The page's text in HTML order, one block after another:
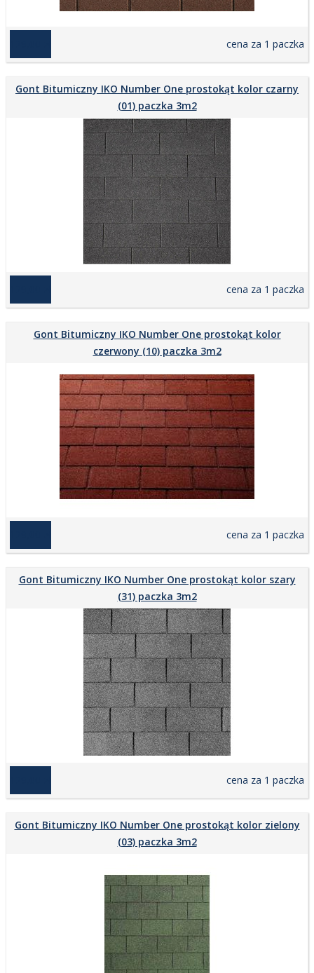
cena za 1 paczka
Gont Bitumiczny IKO Number One prostokąt kolor czarny
(01) paczka 3m2
cena za 1 paczka
Gont Bitumiczny IKO Number One prostokąt kolor
czerwony (10) paczka 3m2
cena za 1 paczka
Gont Bitumiczny IKO Number One prostokąt kolor szary
(31) paczka 3m2
cena za 1 paczka
Gont Bitumiczny IKO Number One prostokąt kolor zielony
(03) paczka 3m2